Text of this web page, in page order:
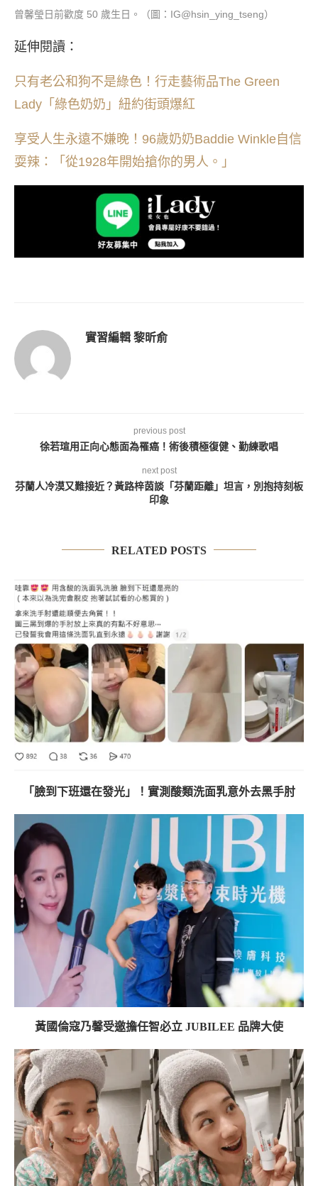
曾馨瑩日前歡度 50 歲生日。（圖：IG@hsin_ying_tseng）
延伸閱讀：
只有老公和狗不是綠色！行走藝術品The Green
Lady「綠色奶奶」紐約街頭爆紅
享受人生永遠不嫌晚！96歲奶奶Baddie Winkle自信
耍辣：「從1928年開始搶你的男人。」
實習編輯 黎昕俞
previous post
徐若瑄用正向心態面為罹癌！術後積極復健、勤練歌唱
next post
芬蘭人冷漠又難接近？黃路梓茵談「芬蘭距離」坦言，別抱持刻板
印象
RELATED POSTS
「臉到下班還在發光」！實測酸類洗面乳意外去黑手肘
黃國倫寇乃馨受邀擔任智必立 JUBILEE 品牌大使